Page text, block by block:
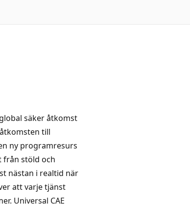
säker åtkomst
till
ny programresurs
från stöld och
nästan i realtid när
att varje tjänst
Universal CAE